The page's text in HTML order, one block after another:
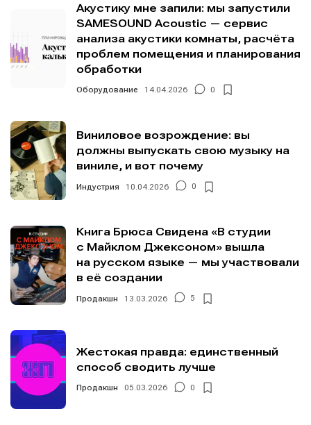
Акустику мне запили: мы запустили
SAMESOUND Acoustic — сервис
анализа акустики комнаты, расчёта
проблем помещения и планирования
обработки
Оборудование 14.04.2026 0
Виниловое возрождение: вы
должны выпускать свою музыку на
виниле, и вот почему
Индустрия 10.04.2026 0
Книга Брюса Свидена «В студии
с Майклом Джексоном» вышла
на русском языке — мы участвовали
в её создании
Продакшн 13.03.2026 5
Жестокая правда: единственный
способ сводить лучше
Продакшн 05.03.2026 0